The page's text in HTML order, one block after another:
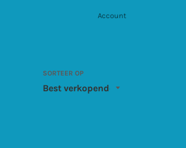
Account
SORTEER OP